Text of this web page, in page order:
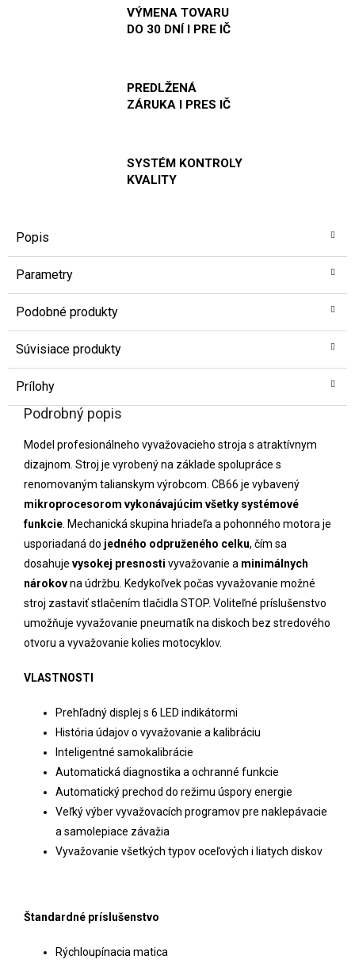
VÝMENA TOVARU
DO 30 DNÍ I PRE IČ
PREDLŽENÁ
ZÁRUKA I PRES IČ
SYSTÉM KONTROLY
KVALITY
Popis
Parametry
Podobné produkty
Súvisiace produkty
Prílohy
Podrobný popis
Model profesionálneho vyvažovacieho stroja s atraktívnym
dizajnom. Stroj je vyrobený na základe spolupráce s
renomovaným talianskym výrobcom. CB66 je vybavený
mikroprocesorom vykonávajúcim všetky systémové
funkcie . Mechanická skupina hriadeľa a pohonného motora je
usporiadaná do jedného odpruženého celku, čím sa
dosahuje vysokej presnosti vyvažovanie a minimálnych
nárokovna údržbu. Kedykoľvek počas vyvažovanie možné
stroj zastaviť stlačením tlačidla STOP. Voliteľné príslušenstvo
umožňuje vyvažovanie pneumatík na diskoch bez stredového
otvoru a vyvažovanie kolies motocyklov.
VLASTNOSTI
Prehľadný displej s 6 LED indikátormi
História údajov o vyvažovanie a kalibráciu
Inteligentné samokalibrácie
Automatická diagnostika a ochranné funkcie
Automatický prechod do režimu úspory energie
Veľký výber vyvažovacích programov pre naklepávacie
a samolepiace závažia
Vyvažovanie všetkých typov oceľových i liatych diskov
Štandardné príslušenstvo
Rýchloupínacia matica